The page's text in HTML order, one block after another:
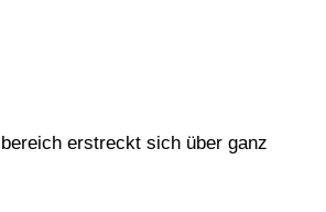
erstreckt sich über ganz